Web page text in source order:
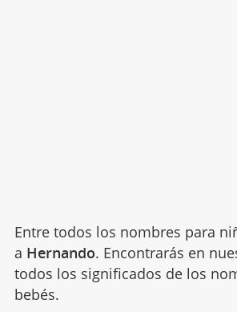
Entre todos los nombres para
a Hernando. Encontrarás en
todos los significados de los
bebés.